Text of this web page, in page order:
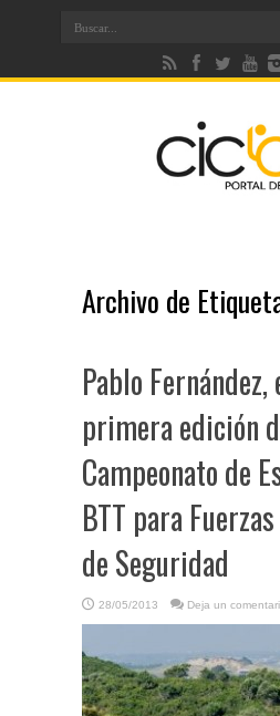
Archivo de
Pablo Fernández,
primera edición
Campeonato de
BTT para
de Seguridad
28/05/2013 Deja un